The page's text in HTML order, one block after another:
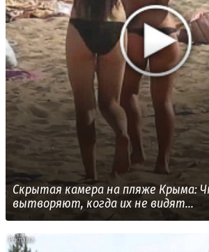
Скрытая камера на пляже Крыма:
вытворяют, когда их не видят...